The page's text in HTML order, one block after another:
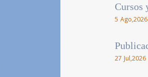
Cursos
5 Ago,2026
27 Jul,2026